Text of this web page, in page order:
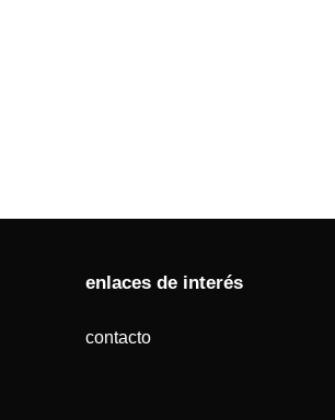
enlaces de interés
contacto